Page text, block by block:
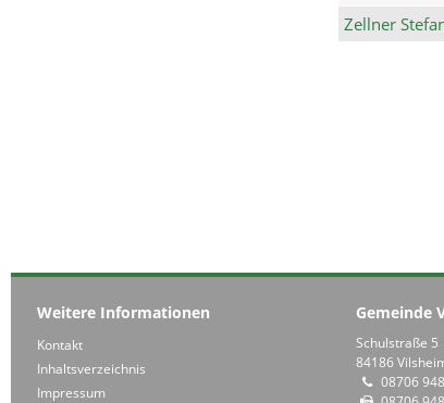
Zellner
Weitere Informationen
Kontakt
Inhaltsverzeichnis
Impressum
Gemeinde
Schulstraße 5
84186
08706